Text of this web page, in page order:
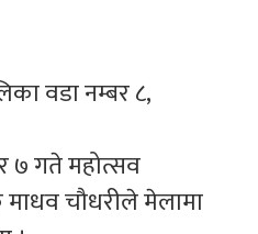
वडा नम्बर ८,
७ गते महोत्सव
चौधरीले मेलामा